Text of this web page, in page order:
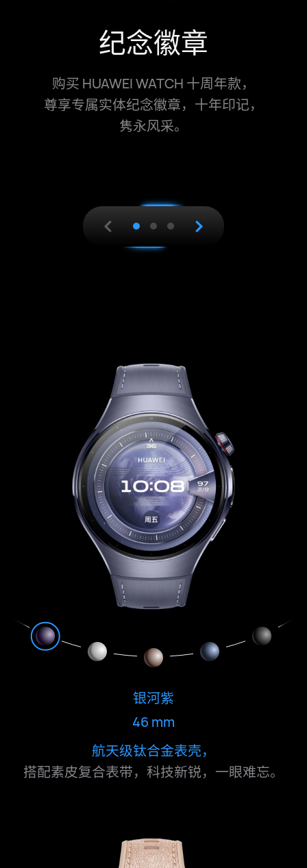
纪念徽章
购买 HUAWEI WATCH 十周年款，
尊⁠享专属实体纪念徽⁠章，十年印记，
隽永风采。
活力人生会员
购买 HUAWEI WATCH 十周年款，开
启 3 个月的活力人生会员服务，获⁠取
多⁠门专属权⁠益12，解⁠锁数字化健⁠康，从
专属表盘会员
购买 HUAWEI WATCH 十周年款，即
享 3 个月表盘会员权益
，100,000+
款表⁠盘随心换，解锁会员专⁠享表盘，
银河紫
46 mm
航天级钛合金表壳，
搭配素皮复合表带，科技新锐，一眼难⁠忘。
航天级钛合金表壳，
航天级钛合金表壳，
316L 不锈钢表壳，
316L 不锈钢表壳，